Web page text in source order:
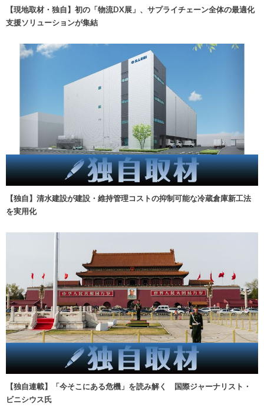
【現地取材・独自】初の「物流DX展」、サプライチェーン全体の最適化
支援ソリューションが集結
【独自】清水建設が建設・維持管理コストの抑制可能な冷蔵倉庫新工法
を実用化
【独自連載】「今そこにある危機」を読み解く 国際ジャーナリスト・
ビニシウス氏